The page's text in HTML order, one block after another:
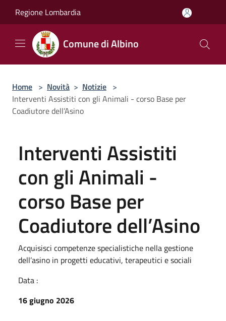
Regione Lombardia
Comune di Albino
Home > Novità > Notizie >
Interventi Assistiti con gli Animali - corso Base per
Coadiutore dell’Asino
Interventi Assistiti
con gli Animali -
corso Base per
Coadiutore dell’Asino
Acquisisci competenze specialistiche nella gestione
dell’asino in progetti educativi, terapeutici e sociali
Data :
16 giugno 2026